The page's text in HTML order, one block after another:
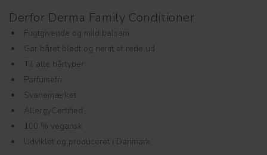
Derfor Derma Family Conditioner
Fugtgivende og mild balsam
Gør håret blødt og nemt at rede ud
Til alle hårtyper
Parfumefri
Svanemærket
AllergyCertified
100 % vegansk
Udviklet og produceret i Danmark